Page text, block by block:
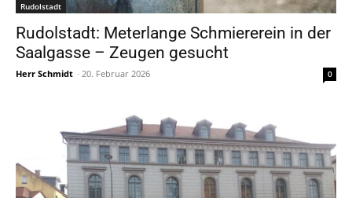
Rudolstadt
Rudolstadt: Meterlange Schmiererein in der
Saalgasse – Zeugen gesucht
Herr Schmidt - 20. Februar 2026 0